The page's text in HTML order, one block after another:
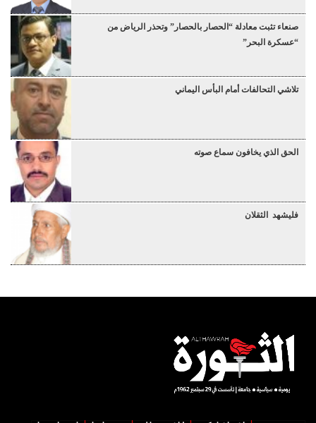
صنعاء تثبت معادلة “الحصار بالحصار” وتحذر الرياض من
“عسكرة البحر”
تلاشي التحالفات أمام البأس اليماني
الحق الذي يخافون سماع صوته
فليشهد الثقلان